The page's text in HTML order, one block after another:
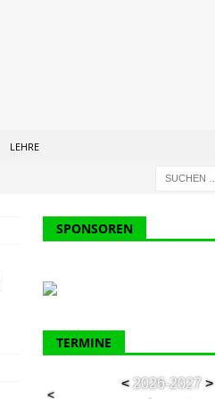
LEHRE
SPONSOREN
TERMINE
<
< 2026-2027>